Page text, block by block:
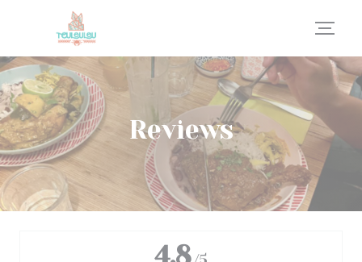
Cookies beheer paneel
Reviews
4.8